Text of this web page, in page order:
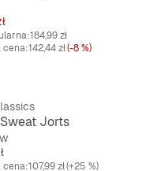
184,99 zł
cena:142,44 zł(-8 %)
Jorts
cena:107,99 zł(+25 %)